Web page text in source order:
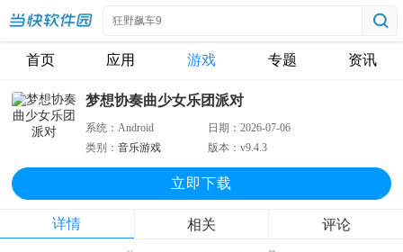
首页 应用 游戏 专题 资讯
梦想协奏曲少女乐团派对
系统：Android 日期：2026-07-06
类别：音乐游戏 版本：v9.4.3
立即下载
详情 相关 评论